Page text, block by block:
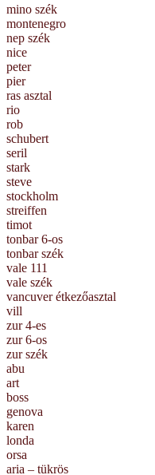
mino szék
montenegro
nep szék
nice
peter
pier
ras asztal
rio
rob
schubert
seril
stark
steve
stockholm
streiffen
timot
tonbar 6-os
tonbar szék
vale 111
vale szék
vancuver étkezőasztal
vill
zur 4-es
zur 6-os
zur szék
abu
art
boss
genova
karen
londa
orsa
aria – tükrös